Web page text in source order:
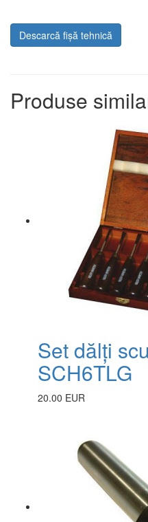
Descarcă fișă tehnică
Produse
Set dălți
SCH6TLG
20.00 EUR